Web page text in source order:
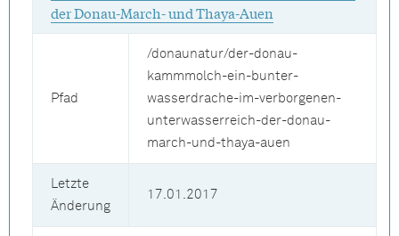
der Donau-March- und Thaya-Auen
Pfad
/donaunatur/der-donau-
kammmolch-ein-bunter-
wasserdrache-im-verborgenen-
unterwasserreich-der-donau-
march-und-thaya-auen
Letzte
Änderung
17.01.2017